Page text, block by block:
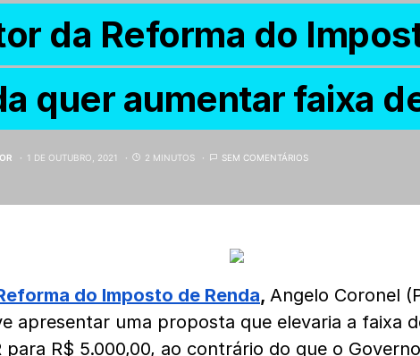
da Reforma do
quer aumentar faixa
1 DE OUTUBRO, 2021 2 MINUTOS SEM COMENTÁRIOS
do Imposto de Renda, Angelo Coronel
apresentar uma proposta que elevaria a faixa
para R$ 5.000,00, ao contrário do que o